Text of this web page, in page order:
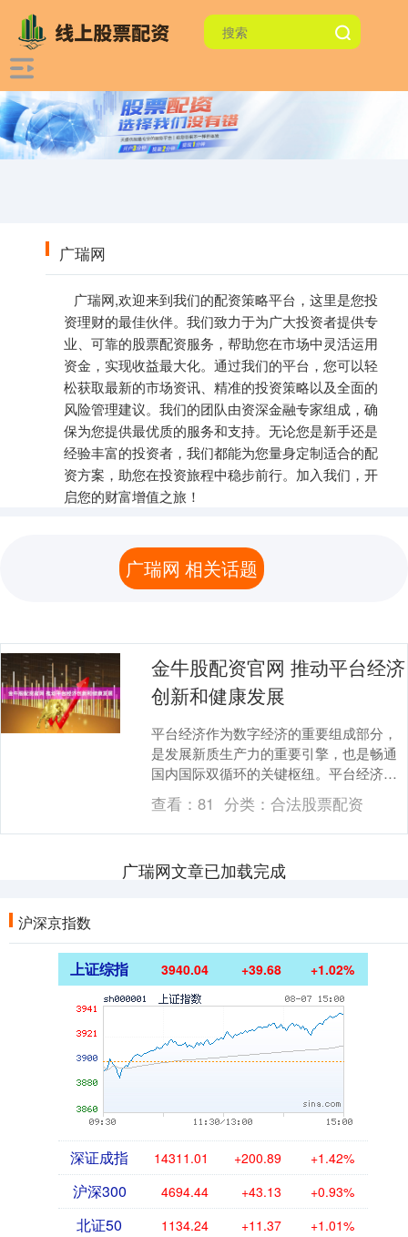
广瑞网
广瑞网,欢迎来到我们的配资策略平台，这里是您投
资理财的最佳伙伴。我们致力于为广大投资者提供专
业、可靠的股票配资服务，帮助您在市场中灵活运用
资金，实现收益最大化。通过我们的平台，您可以轻
松获取最新的市场资讯、精准的投资策略以及全面的
风险管理建议。我们的团队由资深金融专家组成，确
保为您提供最优质的服务和支持。无论您是新手还是
经验丰富的投资者，我们都能为您量身定制适合的配
资方案，助您在投资旅程中稳步前行。加入我们，开
启您的财富增值之旅！
广瑞网 相关话题
金牛股配资官网 推动平台经济
创新和健康发展
平台经济作为数字经济的重要组成部分，
是发展新质生产力的重要引擎，也是畅通
国内国际双循环的关键枢纽。平台经济的
创新能力与治理水平，影响着我国在全球
数字竞争格局中的....
查看：81 分类： 合法股票配资
广瑞网文章已加载完成
沪深京指数
上证综指 3940.04 +39.68 +1.02%
深证成指 14311.01 +200.89 +1.42%
沪深300 4694.44 +43.13 +0.93%
北证50 1134.24 +11.37 +1.01%